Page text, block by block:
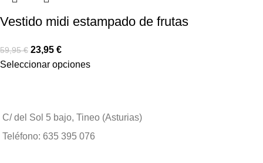
Vestido midi estampado de frutas
59,95€ 23,95 €
Seleccionar opciones
C/ del Sol 5 bajo, Tineo (Asturias)
Teléfono: 635 395 076